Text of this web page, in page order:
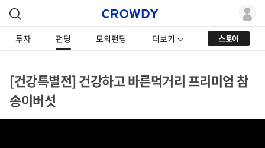
투자 펀딩 모의펀딩 더보기 스토어
[건강특별전] 건강하고 바른먹거리 프리미엄 참
송이버섯